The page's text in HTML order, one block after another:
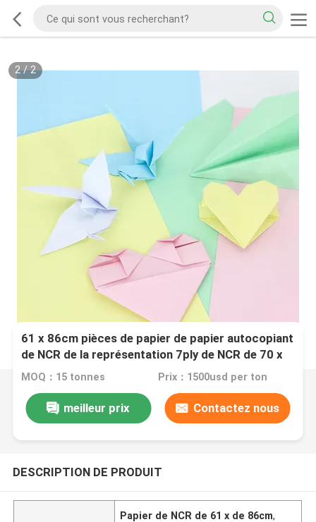
2/2
61 x 86cm pièces de papier de papier autocopiant
de NCR de la représentation 7ply de NCR de 70 x
de 100cm 3
MOQ：15 tonnes Prix：1500usd per ton
meilleur prix Contactez nous
DESCRIPTION DE PRODUIT
Papier de NCR de 61 x de 86cm,